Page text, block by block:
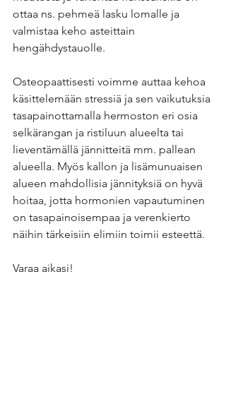
ottaa ns. pehmeä lasku lomalle ja
valmistaa keho asteittain
hengähdystauolle.
Osteopaattisesti voimme auttaa kehoa
käsittelemään stressiä ja sen vaikutuksia
tasapainottamalla hermoston eri osia
selkärangan ja ristiluun alueelta tai
lieventämällä jännitteitä mm. pallean
alueella. Myös kallon ja lisämunuaisen
alueen mahdollisia jännityksiä on hyvä
hoitaa, jotta hormonien vapautuminen
on tasapainoisempaa ja verenkierto
näihin tärkeisiin elimiin toimii esteettä.
Varaa aikasi!